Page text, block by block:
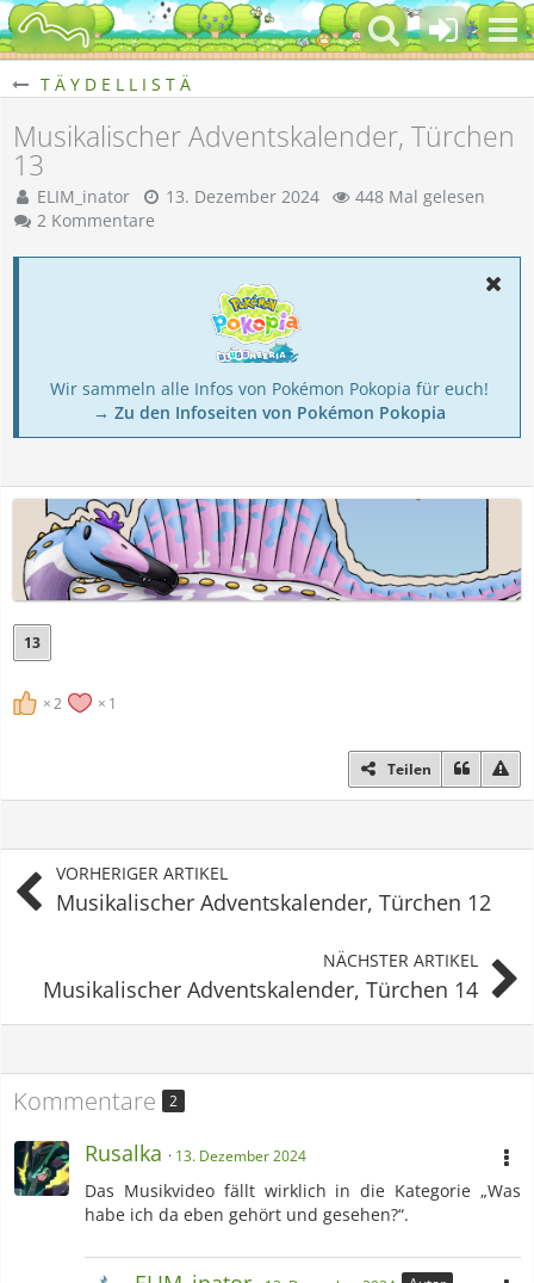
T Ä Y D E L L I S T Ä
Musikalischer Adventskalender, Türchen
13
ELIM_inator 13. Dezember 2024
448 Mal gelesen
2 Kommentare
Wir sammeln alle Infos von Pokémon Pokopia für euch!
→ Zu den Infoseiten von Pokémon Pokopia
13
2 1
Teilen
VORHERIGER ARTIKEL
Musikalischer Adventskalender, Türchen 12
NÄCHSTER ARTIKEL
Musikalischer Adventskalender, Türchen 14
Kommentare 2
Rusalka 13. Dezember 2024
Das Musikvideo fällt wirklich in die Kategorie „Was
habe ich da eben gehört und gesehen?“.